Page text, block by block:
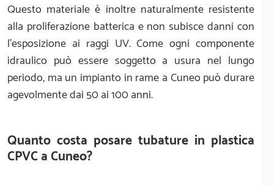
Questo materiale è inoltre naturalmente resistente
alla proliferazione batterica e non subisce danni con
l'esposizione ai raggi UV. Come ogni componente
idraulico può essere soggetto a usura nel lungo
periodo, ma un impianto in rame a Cuneo può durare
agevolmente dai 50 ai 100 anni.
Quanto costa posare tubature in plastica
CPVC a Cuneo?